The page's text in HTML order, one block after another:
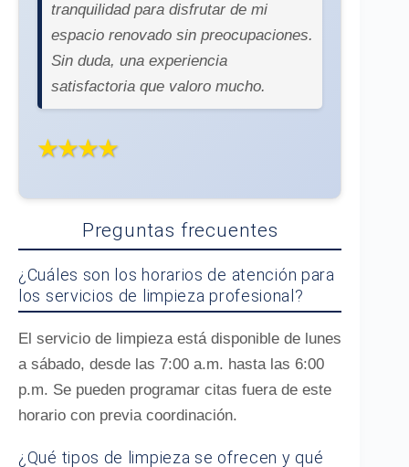
tranquilidad para disfrutar de mi
espacio renovado sin preocupaciones.
Sin duda, una experiencia
satisfactoria que valoro mucho.
★★★★
Preguntas frecuentes
¿Cuáles son los horarios de atención para
los servicios de limpieza profesional?
El servicio de limpieza está disponible de lunes
a sábado, desde las 7:00 a.m. hasta las 6:00
p.m. Se pueden programar citas fuera de este
horario con previa coordinación.
¿Qué tipos de limpieza se ofrecen y qué